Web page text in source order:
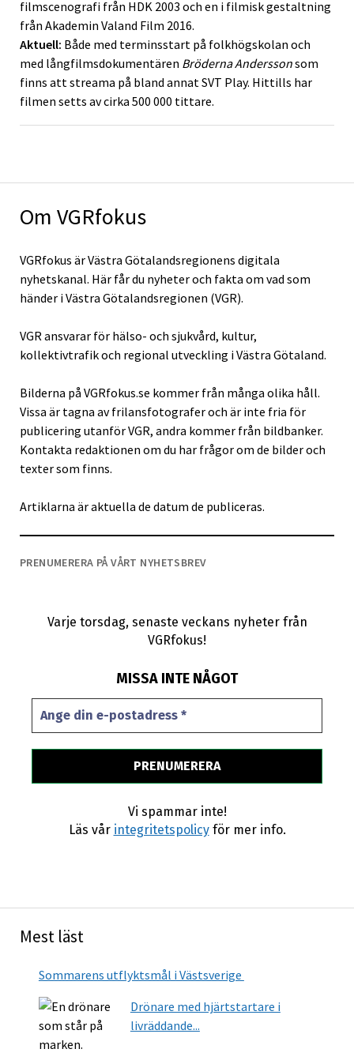
Om VGRfokus
VGRfokus är Västra Götalandsregionens digitala
nyhetskanal. Här får du nyheter och fakta om vad som
händer i Västra Götalandsregionen (VGR).
VGR ansvarar för hälso- och sjukvård, kultur,
kollektivtrafik och regional utveckling i Västra Götaland.
Bilderna på VGRfokus.se kommer från många olika håll.
Vissa är tagna av frilansfotografer och är inte fria för
publicering utanför VGR, andra kommer från bildbanker.
Kontakta redaktionen om du har frågor om de bilder och
texter som finns.
Artiklarna är aktuella de datum de publiceras.
PRENUMERERA PÅ VÅRT NYHETSBREV
Varje torsdag, senaste veckans nyheter från
VGRfokus!
MISSA INTE NÅGOT
Vi spammar inte!
Läs vår integritetspolicyför mer info.
filmscenografi från HDK 2003 och en i filmisk gestaltning
från Akademin Valand Film 2016.
Aktuell: Både med terminsstart på folkhögskolan och
med långfilmsdokumentären Bröderna Anderssonsom
finns att streama på bland annat SVT Play. Hittills har
filmen setts av cirka 500 000 tittare.
Mest läst
Sommarens utflyktsmål i Västsverige
Drönare med hjärtstartare i
livräddande...